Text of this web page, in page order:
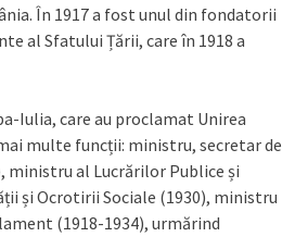
În 1917 a fost unul din fondatorii
al Sfatului Țării, care în 1918 a
Iulia, care au proclamat Unirea
multe funcții: ministru, secretar de
ministru al Lucrărilor Publice și
și Ocrotirii Sociale (1930), ministru
(1918-1934), urmărind